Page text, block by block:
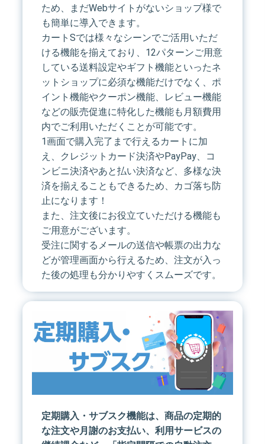
ため、まだWebサイトがないショップ様で
も簡単に導入できます。
カートSでは様々なシーンでご活用いただ
ける機能を揃えており、12パターンご用意
している送料設定やギフト機能といったネ
ットショップに必須な機能だけでなく、ポ
イント機能やクーポン機能、レビュー機能
などの販売促進に特化した機能も月額費用
内でご利用いただくことが可能です。
1画面で購入完了まで行えるカートに加
え、クレジットカード決済やPayPay、コ
ンビニ決済やあと払い決済など、多様な決
済を揃えることもできるため、カゴ落ち防
止になります！
また、注文後にお役立ていただける機能も
ご用意がございます。
受注に関するメールの送信や帳票の出力な
どが管理画面から行えるため、注文が入っ
た後の処理も分かりやすくスムーズです。
定期購入・サブスク機能は、商品の定期的
な注文や月謝のお支払い、利用サービスの